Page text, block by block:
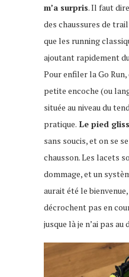
m’a surpris. Il faut
des chaussures de
que les running
ajoutant rapidement
Pour enfiler la Go
petite encoche (ou
située au niveau du
pratique. Le pied
sans soucis, et on se
chausson. Les lacets
dommage, et un
aurait été le
décrochent pas en
jusque là je n’ai pas